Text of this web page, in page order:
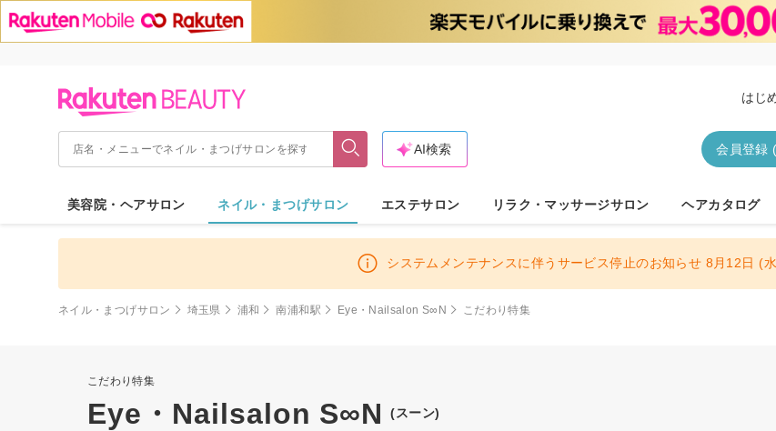
はじ
会員登録
AI検索
美容院・ヘアサロン ネイル・まつげサロン エステサロン リラク・マッサージサロン ヘアカタログ
システムメンテナンスに伴うサービス停止のお知らせ 8月12日 (
ネイル・まつげサロン 埼玉県 浦和 南浦和駅 Eye・Nailsalon S∞N こだわり特集
こだわり特集
Eye・Nailsalon S∞N (スーン)